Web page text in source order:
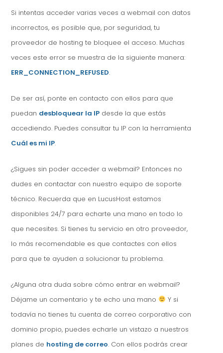
Si intentas acceder varias veces a webmail con datos
incorrectos, es posible que, por seguridad, tu
proveedor de hosting te bloquee el acceso. Muchas
veces este error se muestra de la siguiente manera:
ERR_CONNECTION_REFUSED.
De ser así, ponte en contacto con ellos para que
puedan desbloquear la IP desde la que estás
accediendo. Puedes consultar tu IP con la herramienta
Cuál es mi IP.
¿Sigues sin poder acceder a webmail? Entonces no
dudes en contactar con nuestro equipo de soporte
técnico. Recuerda que en LucusHost estamos
disponibles 24/7 para echarte una mano en todo lo
que necesites. Si tienes tu servicio en otro proveedor,
lo más recomendable es que contactes con ellos
para que te ayuden a solucionar tu problema.
¿Alguna otra duda sobre cómo entrar en webmail?
Déjame un comentario y te echo una mano
Y si
todavía no tienes tu cuenta de correo corporativo con
dominio propio, puedes echarle un vistazo a nuestros
planes de hosting de correo. Con ellos podrás crear